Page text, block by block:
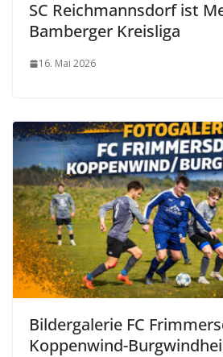
SC Reichmannsdorf ist
Bamberger Kreisliga
16. Mai 2026
Bildergalerie FC
Koppenwind-